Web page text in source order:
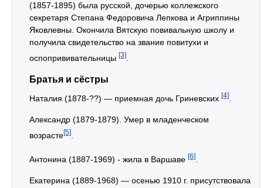
(1857-1895) была русской, дочерью коллежского
секретаря Степана Федоровича Лепкова и Агриппины
Яковлевны. Окончила Вятскую повивальную школу и
получила свидетельство на звание повитухи и
оспопрививательницы [3]
Братья и сёстры
Наталия (1878-??) — приемная дочь Гриневских [4]
Александр (1879-1879). Умер в младенческом
возрасте[5]
Антонина (1887-1969) - жила в Варшаве [6]
Екатерина (1889-1968) — осенью 1910 г. присутствовала